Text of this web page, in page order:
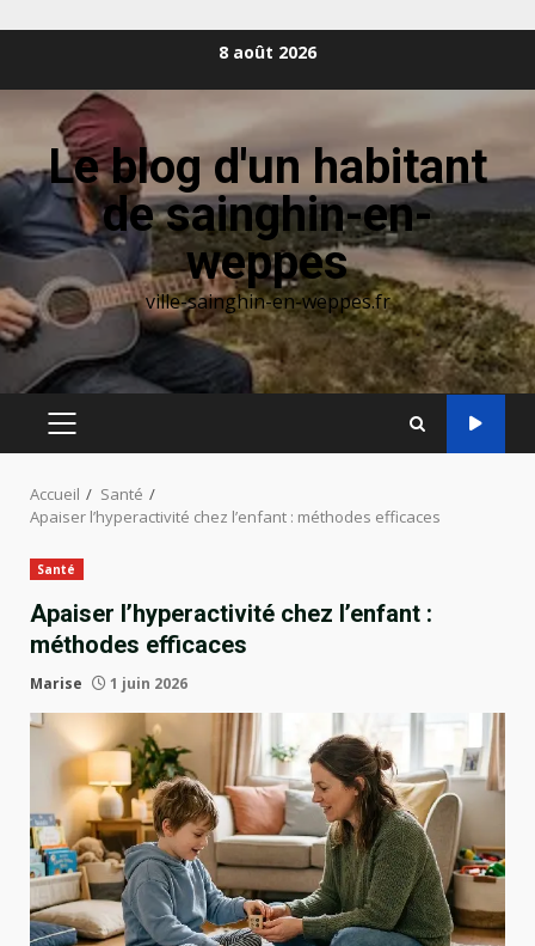
8 août 2026
Le blog d'un habitant
de sainghin-en-
weppes
ville-sainghin-en-weppes.fr
MENU
Accueil
Santé
Apaiser l’hyperactivité chez l’enfant : méthodes efficaces
Santé
Apaiser l’hyperactivité chez l’enfant :
méthodes efficaces
Marise 1 juin 2026